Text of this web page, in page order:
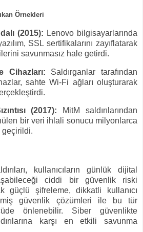
Örnekleri
(2015): Lenovo bilgisayarlarında
SSL sertifikalarını zayıflatarak
savunmasız hale getirdi.
Cihazları: Saldırganlar tarafından
sahte Wi-Fi ağları oluşturarak
(2017):
MitM saldırılarından
bir veri ihlali sonucu milyonlarca
geçirildi.
kullanıcıların günlük dijital
ciddi bir güvenlik riski
güçlü şifreleme, dikkatli kullanıcı
güvenlik çözümleri ile bu tür
önlenebilir. Siber güvenlikte
karşı en etkili savunma